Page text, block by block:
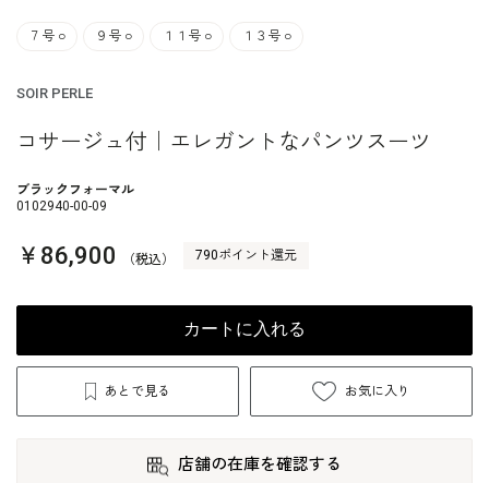
７号 ○ ９号 ○ １１号 ○ １３号 ○
SOIR PERLE
コサージュ付｜エレガントなパンツスーツ
ブラックフォーマル
0102940-00-09
￥86,900 （税込） 790ポイント還元
カートに入れる
あとで見る お気に入り
店舗の在庫を確認する